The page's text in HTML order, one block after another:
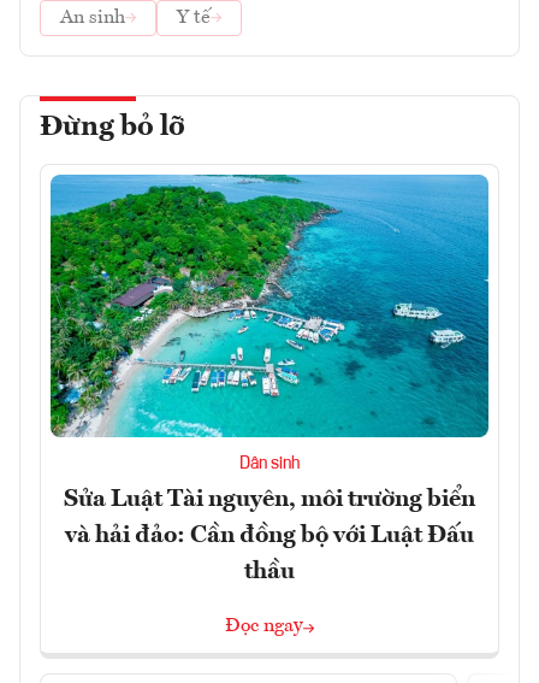
An sinh
Y tế
Đừng bỏ lỡ
Dân sinh
Sửa Luật Tài nguyên, môi trường biển
và hải đảo: Cần đồng bộ với Luật Đấu
thầu
Đọc ngay